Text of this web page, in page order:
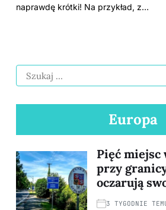
naprawdę krótki! Na przykład, z…
Europa
Pięć miejsc
przy
oczarują
3 TYGODNIE